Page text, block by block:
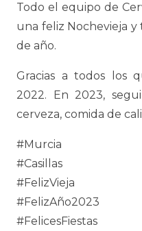
Todo el equipo de
una feliz Nochevieja
de año.
Gracias a todos los
2022. En 2023,
cerveza, comida de
#Murcia
#Casillas
#FelizVieja
#FelizAño2023
#FelicesFiestas